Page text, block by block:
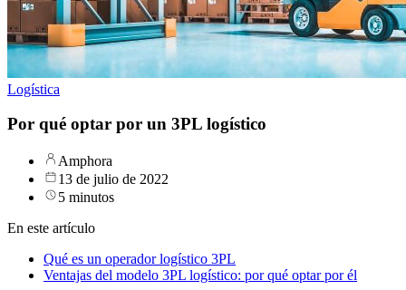
Logística
Por qué optar por un 3PL logístico
Amphora
13 de julio de 2022
5 minutos
En este artículo
Qué es un operador logístico 3PL
Ventajas del modelo 3PL logístico: por qué optar por él